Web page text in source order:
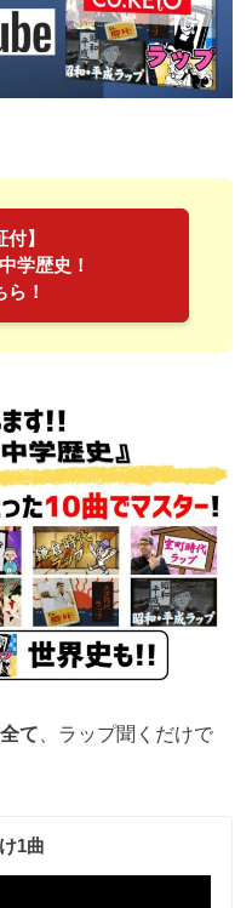
付】
学歴史！
！
て 、ラップ聞くだけで
1曲